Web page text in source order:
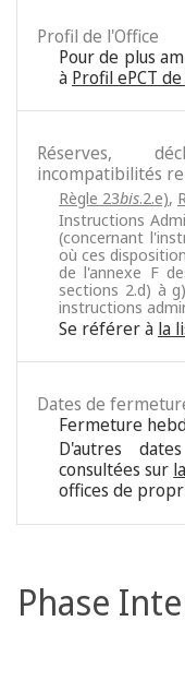
Profil de l'Office
Pour de plus
à Profil ePCT
Réserves,
incompatibilités
Règle 23bis.2.e),
Instructions
(concernant
où ces
de l'annexe F
sections 2.d) à
instructions
Se référer à la
Dates de
Fermeture
D'autres
consultées sur
offices de
Phase